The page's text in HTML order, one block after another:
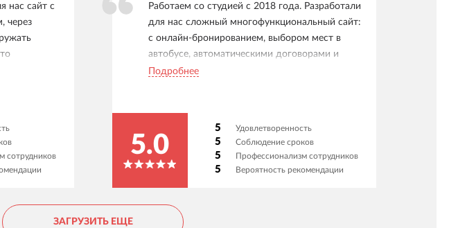
нас сайт с
через
также
При
сотрудников
Работаем со студией с 2018 года. Разработали
для нас сложный многофункциональный сайт:
с онлайн-бронированием, выбором мест в
автобусе, автоматическими договорами и
системой бонусов. Особо отмечаем удобные
искренняя вовлеченность в наш проект.
Надежный партнер - доверяем им и уверенно
рекомендуем как ответственных
Подробнее
5.0
5 Удовлетворенность
5 Соблюдение сроков
5 Профессионализм сотрудников
5 Вероятность рекомендации
ЗАГРУЗИТЬ ЕЩЕ